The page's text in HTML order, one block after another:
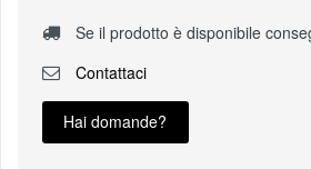
Se il prodotto è disponibile
Contattaci
Hai domande?